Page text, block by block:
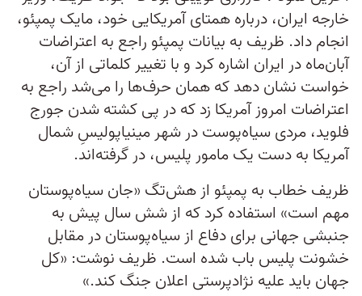
خارجه ایران، درباره همتای آمریکایی خود، مایک پمپئو،
انجام داد. ظریف به بیانات پمپئو راجع به اعتراضات
آبان‌ماه در ایران اشاره کرد و با تغییر کلماتی از آن،
خواست نشان دهد که همان حرف‌ها را می‌شد راجع به
اعتراضات امروز آمریکا زد که در پی کشته شدن جورج
فلوید، مردی سیاه‌پوست در شهر مینیاپولیسِ شمال
آمریکا به دست یک مامور پلیس، در گرفته‌اند.
ظریف خطاب به پمپئو از هش‌تگ «جان سیاه‌پوستان
مهم است» استفاده کرد که از شش سال پیش به
جنبشی جهانی برای دفاع از سیاه‌پوستان در مقابل
خشونت پلیس باب شده است. ظریف نوشت: «کل
جهان باید علیه نژادپرستی اعلان جنگ کند.»